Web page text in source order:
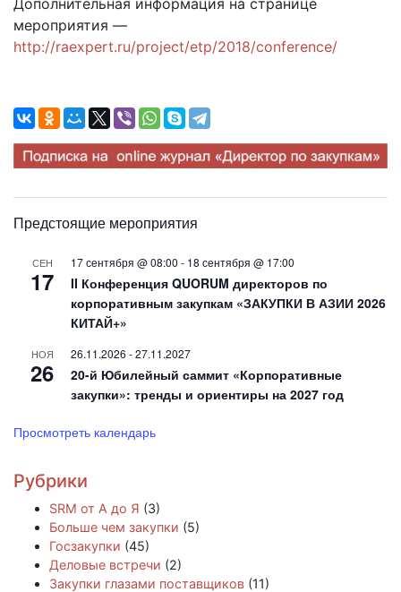
мероприятия —
http://raexpert.ru/project/etp/2018/conference/
Предстоящие мероприятия
СЕН
17
17 сентября @ 08:00 - 18 сентября @ 17:00
II Конференция QUORUM директоров по
корпоративным закупкам «ЗАКУПКИ В АЗИИ 2026
КИТАЙ+»
НОЯ
26
26.11.2026 -27.11.2027
20-й Юбилейный саммит «Корпоративные
закупки»: тренды и ориентиры на 2027 год
Просмотреть календарь
Рубрики
SRM от А до Я (3)
Больше чем закупки (5)
Госзакупки (45)
Деловые встречи (2)
Закупки глазами поставщиков (11)